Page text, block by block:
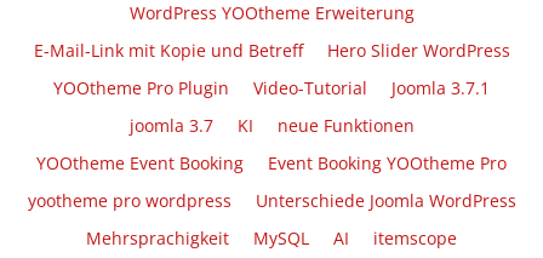
WordPress YOOtheme Erweiterung
E-Mail-Link mit Kopie und Betreff
Hero Slider WordPress
YOOtheme Pro Plugin
Video-Tutorial
Joomla 3.7.1
joomla 3.7
KI
neue Funktionen
YOOtheme Event Booking
Event Booking YOOtheme Pro
yootheme pro wordpress
Unterschiede Joomla WordPress
Mehrsprachigkeit
MySQL AI
itemscope